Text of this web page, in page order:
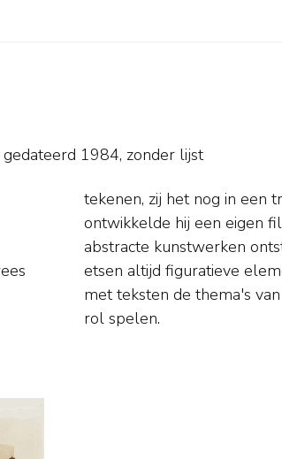
gedateerd 1984, zonder lijst
rol spelen.